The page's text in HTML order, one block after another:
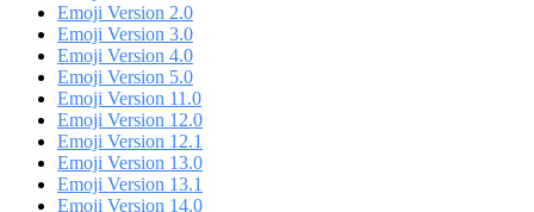
Emoji Version 2.0
Emoji Version 3.0
Emoji Version 4.0
Emoji Version 5.0
Emoji Version 11.0
Emoji Version 12.0
Emoji Version 12.1
Emoji Version 13.0
Emoji Version 13.1
Emoji Version 14.0